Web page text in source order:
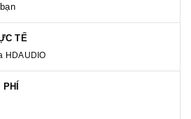
TẾ
HDAUDIO